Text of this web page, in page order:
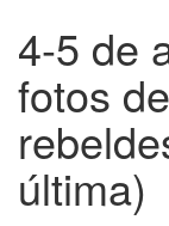
4-5 de
fotos
última)